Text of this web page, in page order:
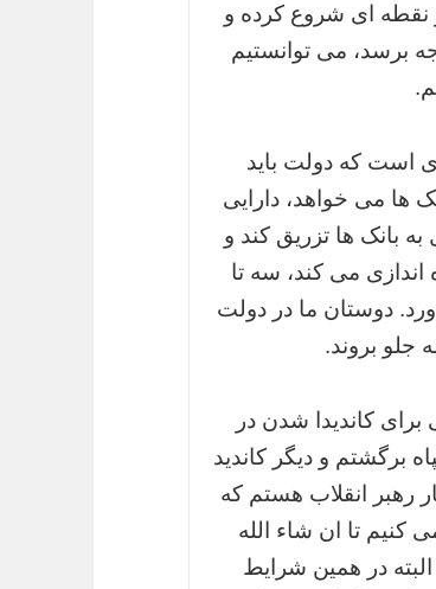
نقطه ای شروع کرده و
برسد، می توانستیم
است که دولت باید
ها می خواهد، دارایی
بانک ها تزریق کند و
می کند، سه تا
دوستان ما در دولت
جلو بروند.
کاندیدا شدن در
برگشتم و دیگر کاندید
رهبر انقلاب هستم كه
کنیم تا ان شاء الله
در همین شرایط